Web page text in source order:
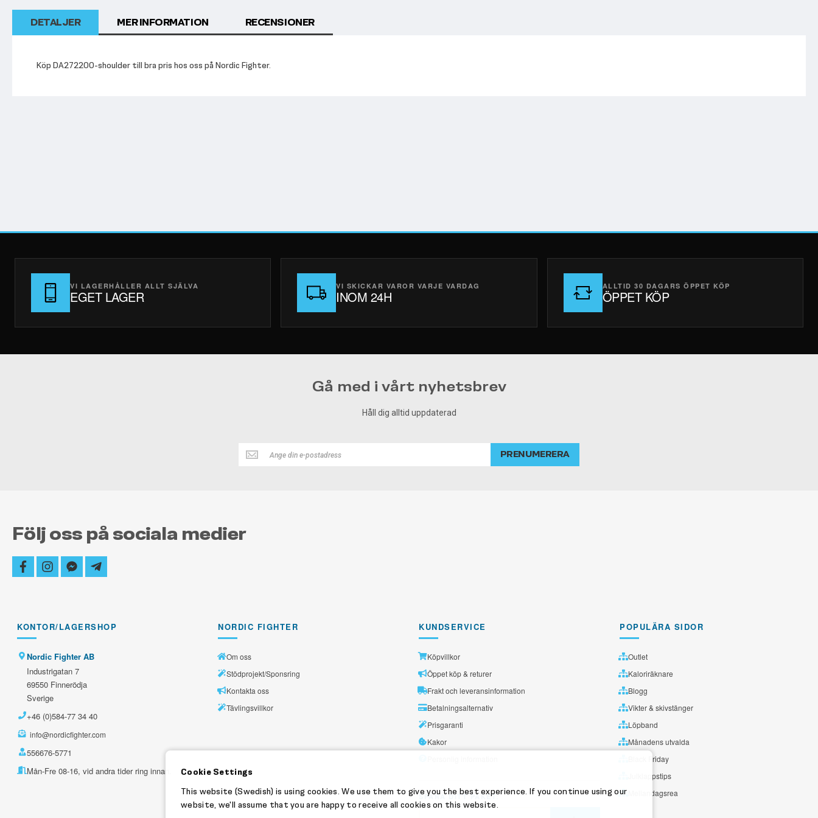
DETALJER
Köp DA272200-shoulder till bra pris hos oss på Nordic Fighter.
MER INFORMATION RECENSIONER
VI LAGERHÅLLER ALLT SJÄLVA
EGET LAGER
VI SKICKAR VAROR VARJE VARDAG
INOM 24H
ALLTID 30 DAGARS ÖPPET KÖP
ÖPPET KÖP
Gå med i vårt nyhetsbrev
Håll dig alltid uppdaterad
Håll
dig
PRENUMERERA
Följ oss på sociala medier
facebookinstagram
facebook-
messenger
telegram-
plane
KONTOR/LAGERSHOP
Nordic Fighter AB
Industrigatan 7
69550 Finnerödja
Sverige
+46 (0)584-77 34 40
info@nordicfighter.com
556676-5771
Mån-Fre 08-16, vid andra tider ring innan.
NORDIC FIGHTER
Om oss
Stödprojekt/Sponsring
Kontakta oss
Tävlingsvillkor
KUNDSERVICE
Köpvillkor
Öppet köp & returer
Frakt och leveransinformation
Betalningsalternativ
Prisgaranti
Kakor
SPÅRA DITT PAKET:
POPULÄRA SIDOR
Outlet
Kaloriräknare
Blogg
Vikter & skivstänger
Löpband
Månadens utvalda
Black Friday
Julklappstips
Mellandagsrea
Cookie Settings
This website (Swedish) is using cookies. We use them to give you the best experience. If you continue using our
website, we'll assume that you are happy to receive all cookies on this website.